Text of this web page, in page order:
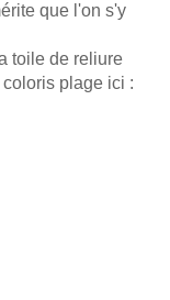
que l'on s'y
toile de reliure
plage ici :